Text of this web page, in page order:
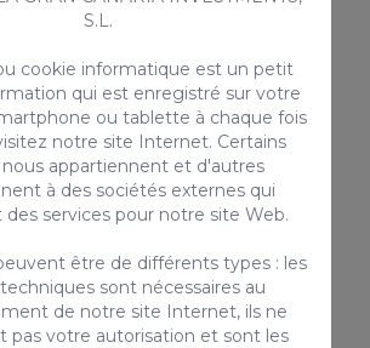
/ Nuit
Appartement
S.L.
cookie informatique est un petit
qui est enregistré sur votre
ou tablette à chaque fois
notre site Internet. Certains
nous appartiennent et d'autres
à des sociétés externes qui
des services pour notre site Web.
être de différents types : les
sont nécessaires au
de notre site Internet, ils ne
pas votre autorisation et sont les